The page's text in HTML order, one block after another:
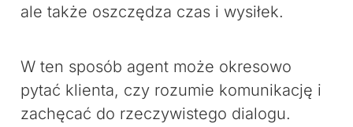
ale także oszczędza czas i wysiłek.
W ten sposób agent może okresowo
pytać klienta, czy rozumie komunikację i
zachęcać do rzeczywistego dialogu.